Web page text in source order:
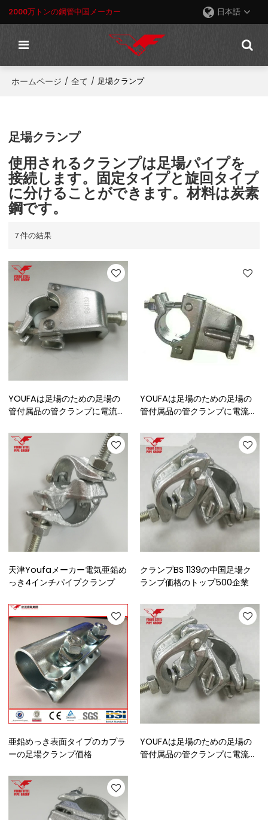
2000万トンの鋼管中国メーカー 日本語
ホームページ / 全て / 足場クランプ
足場クランプ
使用されるクランプは足場パイプを
接続します。固定タイプと旋回タイプ
に分けることができます。材料は炭素
鋼です。
7 件の結果
YOUFAは足場のための足場の
管付属品の管クランプに電流を
YOUFAは足場のための足場の
管付属品の管クランプに電流を
天津Youfaメーカー電気亜鉛め
っき4インチパイプクランプ
クランプBS 1139の中国足場ク
ランプ価格のトップ500企業
亜鉛めっき表面タイプのカプラ
ーの足場クランプ価格
YOUFAは足場のための足場の
管付属品の管クランプに電流を